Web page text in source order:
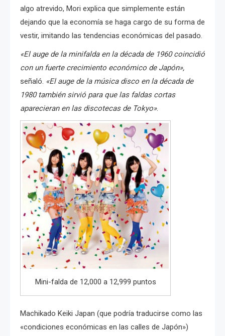
algo atrevido, Mori explica que simplemente están
dejando que la economía se haga cargo de su forma de
vestir, imitando las tendencias económicas del pasado.
«El auge de la minifalda en la década de 1960 coincidió
con un fuerte crecimiento económico de Japón»,
señaló. «El auge de la música disco en la década de
1980 también sirvió para que las faldas cortas
aparecieran en las discotecas de Tokyo».
Mini-falda de 12,000 a 12,999 puntos
Machikado Keiki Japan (que podría traducirse como las
«condiciones económicas en las calles de Japón»)